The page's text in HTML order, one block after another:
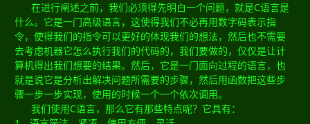
在进行阐述之前，我们必须得先明白一个问题，就是C语言是
什么。它是一门高级语言，这使得我们不必再用数字码表示指
令，使得我们的指令可以更好的体现我们的想法，然后也不需要
去考虑机器它怎么执行我们的代码的，我们要做的，仅仅是让计
算机得出我们想要的结果。然后，它是一门面向过程的语言，也
就是说它是分析出解决问题所需要的步骤，然后用函数把这些步
骤一步一步实现，使用的时候一个一个依次调用。
我们使用C语言，那么它有那些特点呢？它具有：